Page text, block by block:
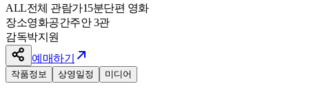
ALL전체 관람가15분단편 영화
장소영화공간주안 3관
감독박지원
예매하기
작품정보 상영일정 미디어